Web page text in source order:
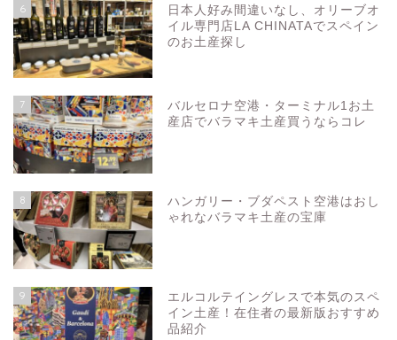
6
日本人好み間違いなし、オリーブオ
イル専門店LA CHINATAでスペイン
のお土産探し
7
バルセロナ空港・ターミナル1お土
産店でバラマキ土産買うならコレ
8
ハンガリー・ブダペスト空港はおし
ゃれなバラマキ土産の宝庫
9
エルコルテイングレスで本気のスペ
イン土産！在住者の最新版おすすめ
品紹介
プライバシーポリシー